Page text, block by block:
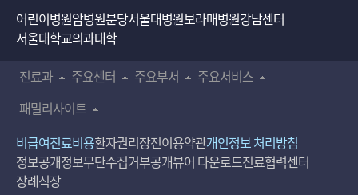
어린이병원암병원분당서울대병원보라매병원강남센터
서울대학교의과대학
진료과
주요센터 주요부서
주요서비스
패밀리사이트
비급여진료비용환자권리장전이용약관개인정보 처리방침
정보공개정보무단수집거부공개뷰어 다운로드진료협력센터
장례식장